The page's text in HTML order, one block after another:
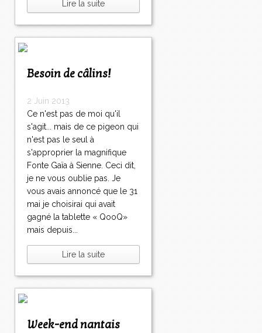
Lire la suite
Besoin de câlins!
2 Juin 2013
Ce n'est pas de moi qu'il
s'agit... mais de ce pigeon qui
n'est pas le seul à
s'approprier la magnifique
Fonte Gaïa à Sienne. Ceci dit,
je ne vous oublie pas. Je
vous avais annoncé que le 31
mai je choisirai qui avait
gagné la tablette « QooQ»
mais depuis...
Lire la suite
Week-end nantais